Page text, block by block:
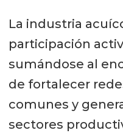
La industria
participación
sumándose al
de fortalecer
comunes y
sectores